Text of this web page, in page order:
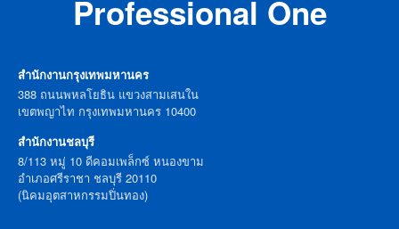
Professional One
สำนักงานกรุงเทพมหานคร
388 ถนนพหลโยธิน แขวงสามเสนใน
เขตพญาไท กรุงเทพมหานคร 10400
สำนักงานชลบุรี
8/113 หมู่ 10 ดีคอมเพล็กซ์ หนองขาม
อำเภอศรีราชา ชลบุรี 20110
(นิคมอุตสาหกรรมปิ่นทอง)